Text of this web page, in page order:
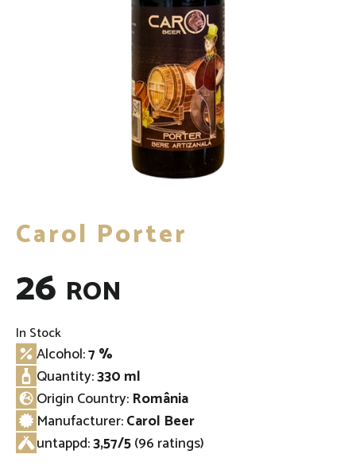
Carol Porter
26 RON
In Stock
Alcohol:7 %
Quantity:330 ml
Origin Country: România
Manufacturer:Carol Beer
untappd:3,57/5(96 ratings)